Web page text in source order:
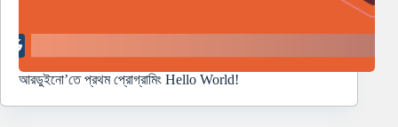
আরডুইনো’তে প্রথম প্রোগ্রামিং Hello World!